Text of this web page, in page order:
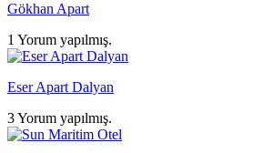
Gökhan Apart
1 Yorum yapılmış.
Eser Apart Dalyan
3 Yorum yapılmış.